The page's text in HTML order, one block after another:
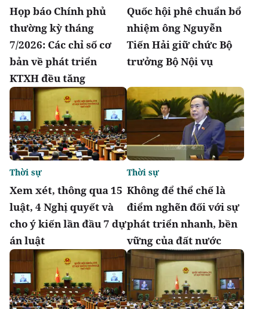
Họp báo Chính phủ
thường kỳ tháng
7/2026: Các chỉ số cơ
bản về phát triển
KTXH đều tăng
Quốc hội phê chuẩn bổ
nhiệm ông Nguyễn
Tiến Hải giữ chức Bộ
trưởng Bộ Nội vụ
Xem xét, thông qua 15
luật, 4 Nghị quyết và
cho ý kiến lần đầu 7 dự
án luật
Thời sự
Không để thể chế là
điểm nghẽn đối với sự
phát triển nhanh, bền
vững của đất nước
Thời sự